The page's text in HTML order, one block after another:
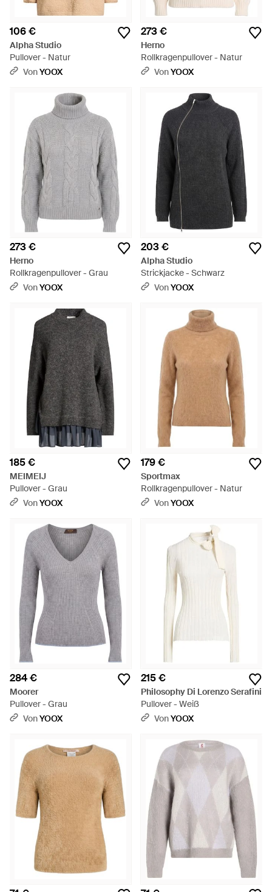
106 €
Alpha Studio
Pullover - Natur
VonYOOX
273 €
Herno
Rollkragenpullover - Natur
VonYOOX
273 €
Herno
Rollkragenpullover - Grau
VonYOOX
203 €
Alpha Studio
Strickjacke - Schwarz
VonYOOX
185 €
MEIMEIJ
Pullover - Grau
VonYOOX
179 €
Sportmax
Rollkragenpullover - Natur
VonYOOX
284 €
Moorer
Pullover - Grau
VonYOOX
215 €
Philosophy Di Lorenzo Serafini
Pullover - Weiß
VonYOOX